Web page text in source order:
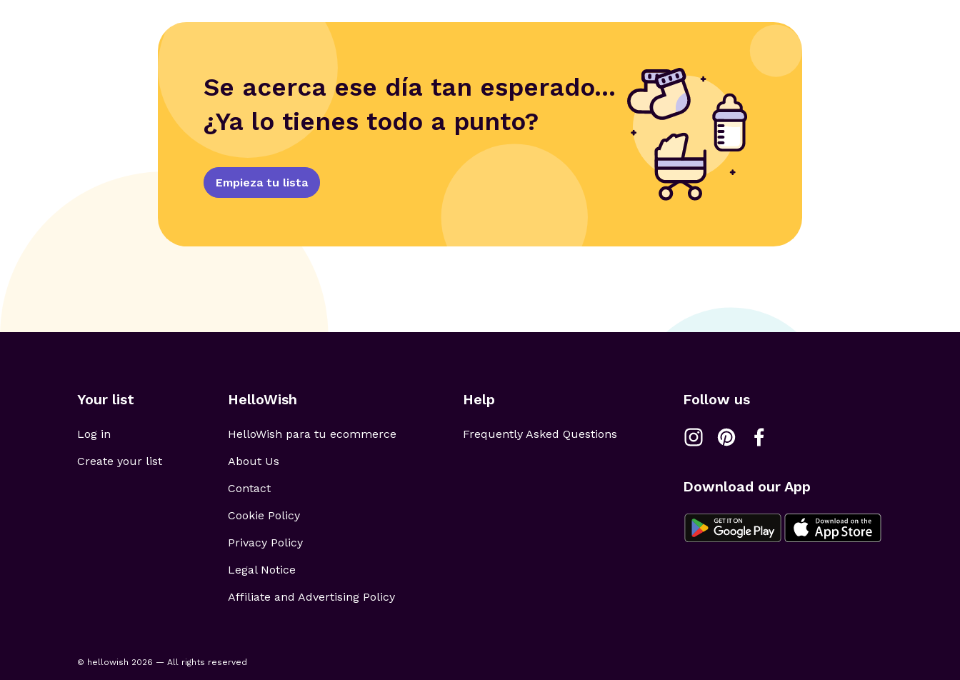
Se acerca ese día tan esperado...
¿Ya lo tienes todo a punto?
Empieza tu lista
Your list
Log in
Create your list
HelloWish
HelloWish para tu ecommerce
About Us
Contact
Cookie Policy
Privacy Policy
Legal Notice
Affiliate and Advertising Policy
Help
Frequently Asked Questions
Follow us
Download our App
© hellowish 2026 — All rights reserved